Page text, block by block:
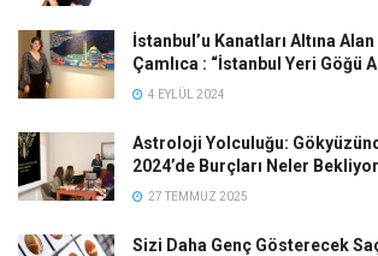
İstanbul’u Kanatları Altına
Çamlıca : “İstanbul Yeri Göğü
4 EYLÜL 2024
Astroloji Yolculuğu:
2024’de Burçları Neler
27 TEMMUZ 2025
Sizi Daha Genç Gösterecek